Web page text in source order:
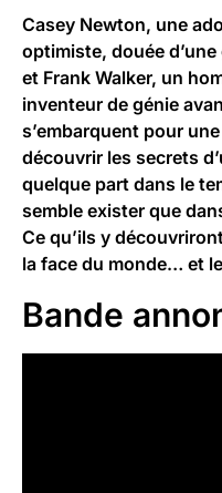
Casey Newton, une
optimiste, douée
et Frank Walker, un
inventeur de génie
s’embarquent pour
découvrir les secrets
quelque part dans le
semble exister que
Ce qu’ils y
la face du monde… et
Bande